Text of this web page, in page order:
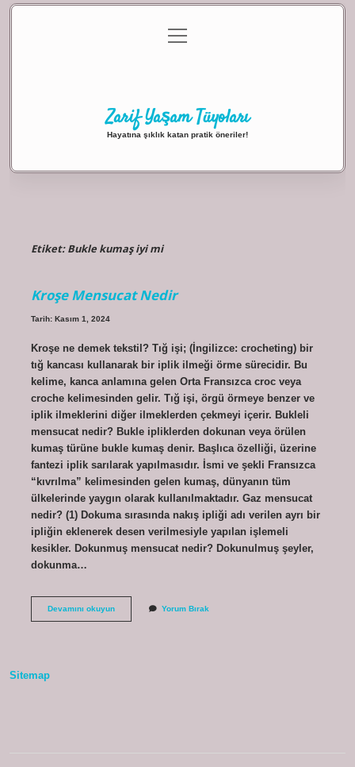
Gizlilik Politikası
menüyü
aç
Zarif Yaşam Tüyoları
Hayatına şıklık katan pratik öneriler!
Etiket:Bukle kumaş iyi mi
Kroşe Mensucat Nedir
Tarih: Kasım 1, 2024
Kroşe ne demek tekstil? Tığ işi; (İngilizce: crocheting) bir
tığ kancası kullanarak bir iplik ilmeği örme sürecidir. Bu
kelime, kanca anlamına gelen Orta Fransızca croc veya
croche kelimesinden gelir. Tığ işi, örgü örmeye benzer ve
iplik ilmeklerini diğer ilmeklerden çekmeyi içerir. Bukleli
mensucat nedir? Bukle ipliklerden dokunan veya örülen
kumaş türüne bukle kumaş denir. Başlıca özelliği, üzerine
fantezi iplik sarılarak yapılmasıdır. İsmi ve şekli Fransızca
“kıvrılma” kelimesinden gelen kumaş, dünyanın tüm
ülkelerinde yaygın olarak kullanılmaktadır. Gaz mensucat
nedir? (1) Dokuma sırasında nakış ipliği adı verilen ayrı bir
ipliğin eklenerek desen verilmesiyle yapılan işlemeli
kesikler. Dokunmuş mensucat nedir? Dokunulmuş şeyler,
dokunma…
Devamını okuyunKroşe
Yorum Bırak
Sitemap